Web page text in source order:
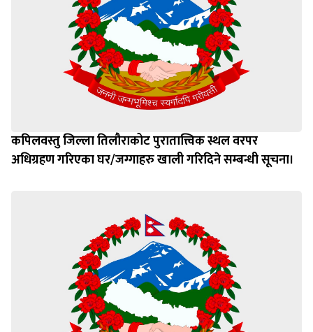
कपिलवस्तु जिल्ला तिलौराकोट पुरातात्त्विक स्थल वरपर
अधिग्रहण गरिएका घर/जग्गाहरु खाली गरिदिने सम्बन्धी सूचना।